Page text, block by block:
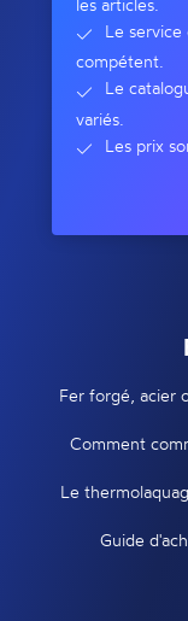
les articles.
Le
compétent.
Le
variés.
Les prix
Fer forgé, acier
Comment
Le
Guide